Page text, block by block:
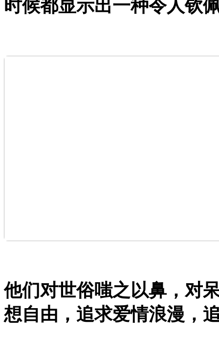
时候都显示出一种令人钦
他们对世俗嗤之以鼻，对
想自由，追求爱情浪漫，